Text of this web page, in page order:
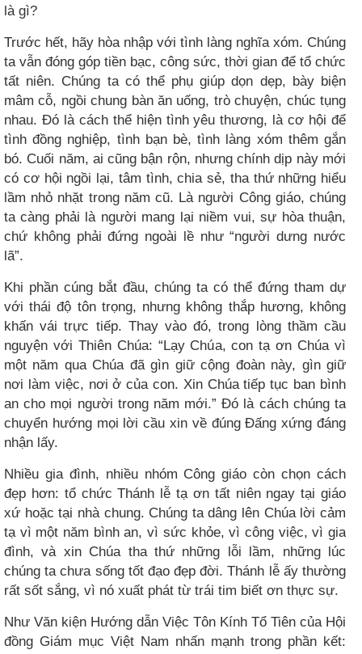
là gì?
Trước hết, hãy hòa nhập với tình làng nghĩa xóm. Chúng
ta vẫn đóng góp tiền bạc, công sức, thời gian để tổ chức
tất niên. Chúng ta có thể phụ giúp dọn dẹp, bày biện
mâm cỗ, ngồi chung bàn ăn uống, trò chuyện, chúc tụng
nhau. Đó là cách thể hiện tình yêu thương, là cơ hội để
tình đồng nghiệp, tình bạn bè, tình làng xóm thêm gắn
bó. Cuối năm, ai cũng bận rộn, nhưng chính dịp này mới
có cơ hội ngồi lại, tâm tình, chia sẻ, tha thứ những hiểu
lầm nhỏ nhặt trong năm cũ. Là người Công giáo, chúng
ta càng phải là người mang lại niềm vui, sự hòa thuận,
chứ không phải đứng ngoài lề như “người dưng nước
lã”.
Khi phần cúng bắt đầu, chúng ta có thể đứng tham dự
với thái độ tôn trọng, nhưng không thắp hương, không
khấn vái trực tiếp. Thay vào đó, trong lòng thầm cầu
nguyện với Thiên Chúa: “Lạy Chúa, con tạ ơn Chúa vì
một năm qua Chúa đã gìn giữ cộng đoàn này, gìn giữ
nơi làm việc, nơi ở của con. Xin Chúa tiếp tục ban bình
an cho mọi người trong năm mới.” Đó là cách chúng ta
chuyển hướng mọi lời cầu xin về đúng Đấng xứng đáng
nhận lấy.
Nhiều gia đình, nhiều nhóm Công giáo còn chọn cách
đẹp hơn: tổ chức Thánh lễ tạ ơn tất niên ngay tại giáo
xứ hoặc tại nhà chung. Chúng ta dâng lên Chúa lời cảm
tạ vì một năm bình an, vì sức khỏe, vì công việc, vì gia
đình, và xin Chúa tha thứ những lỗi lầm, những lúc
chúng ta chưa sống tốt đạo đẹp đời. Thánh lễ ấy thường
rất sốt sắng, vì nó xuất phát từ trái tim biết ơn thực sự.
Như Văn kiện Hướng dẫn Việc Tôn Kính Tổ Tiên của Hội
đồng Giám mục Việt Nam nhấn mạnh trong phần kết: